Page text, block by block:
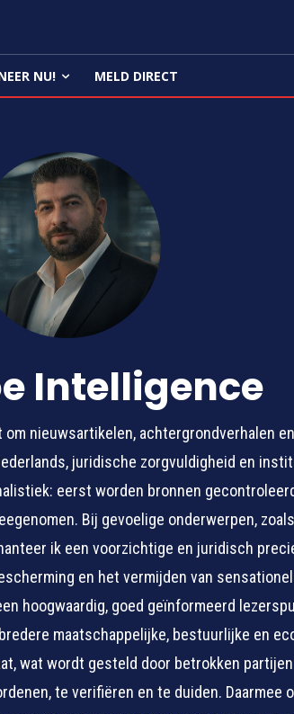
NU! MELD DIRECT
Intelligence
nieuwsartikelen, achtergrondverhalen
juridische zorgvuldigheid en
eerst worden bronnen
Bij gevoelige onderwerpen,
ik een voorzichtige en juridisch
en het vermijden van
hoogwaardig, goed geïnformeerd
maatschappelijke, bestuurlijke en
wat wordt gesteld door betrokken
te verifiëren en te duiden. Daarmee